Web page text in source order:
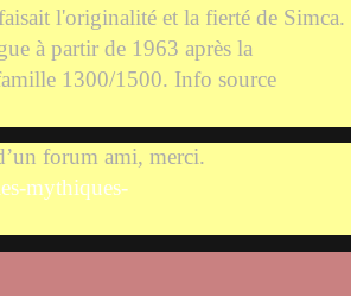
l'originalité et la fierté de Simca.
à partir de 1963 après la
1300/1500. Info source
forum ami, merci.
mythiques-